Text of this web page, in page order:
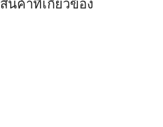
สินค้าที่เกี่ยวข้อง